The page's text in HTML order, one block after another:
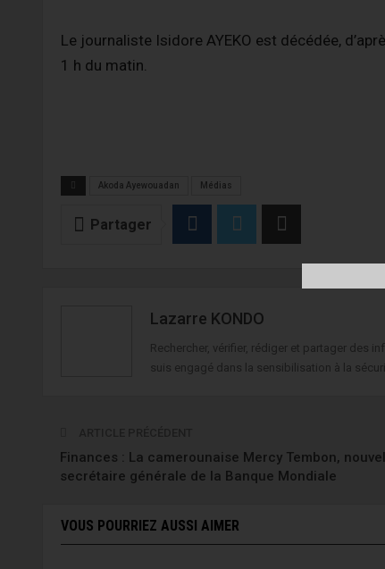
Le journaliste Isidore AYEKO est décédée,
1 h du matin.
Akoda Ayewouadan Médias
Partager
Lazarre KONDO
Rechercher, vérifier, rédiger et partager des
suis engagé dans la sensibilisation à la
Finances : La camerounaise Mercy Tembon,
secrétaire générale de la Banque Mondiale
VOUS POURRIEZ AUSSI AIMER